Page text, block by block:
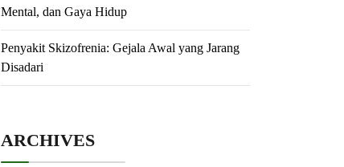
Mental, dan Gaya Hidup
Penyakit Skizofrenia: Gejala Awal yang Jarang
Disadari
ARCHIVES